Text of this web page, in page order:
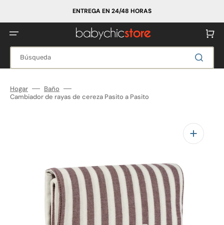
contenido
ENTREGA EN 24/48 HORAS
Búsqueda
Carrito
Hogar
Baño
Cambiador de rayas de cereza Pasito a Pasito
Abrir